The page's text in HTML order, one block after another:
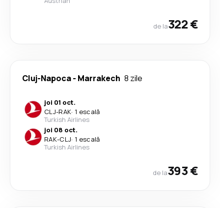
de la322 €
Cluj-Napoca- Marrakech 8 zile
joi 01 oct.
CLJ-RAK· 1 escală
Turkish Airlines
joi 08 oct.
RAK-CLJ· 1 escală
Turkish Airlines
de la393 €